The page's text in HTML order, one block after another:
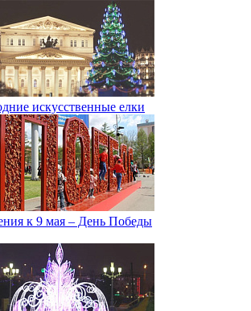
искусственные елки
к 9 мая – День Победы